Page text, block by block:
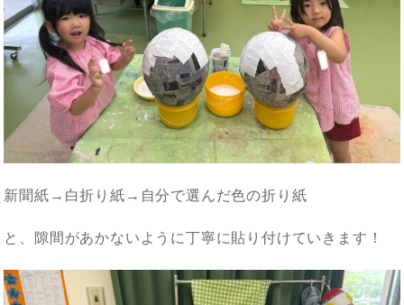
新聞紙→白折り紙→自分で選んだ色の折り紙
と、隙間があかないように丁寧に貼り付けていきます！